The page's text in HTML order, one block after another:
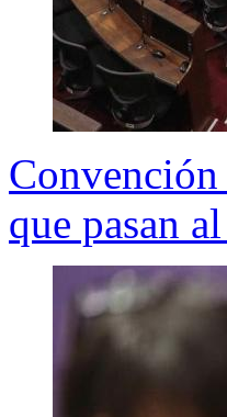
que pasan